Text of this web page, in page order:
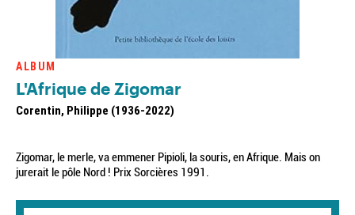
ALBUM
L'Afrique de Zigomar
Corentin, Philippe (1936-2022)
Zigomar, le merle, va emmener Pipioli, la souris, en Afrique. Mais on
jurerait le pôle Nord ! Prix Sorcières 1991.